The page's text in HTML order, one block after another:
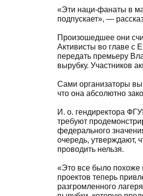
«Эти наци-фанаты в
подпускает», —
Произошедшее они
Активисты во главе с
передать премьеру
вырубку. Участников
Сами организаторы
что она абсолютно
И. о. гендиректора
требуют
федерального
очередь, утверждают,
проводить нельзя.
«Это все было похоже
проектов теперь
разгромленного